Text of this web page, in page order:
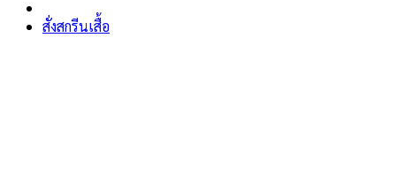
สั่งสกรีนเสื้อ